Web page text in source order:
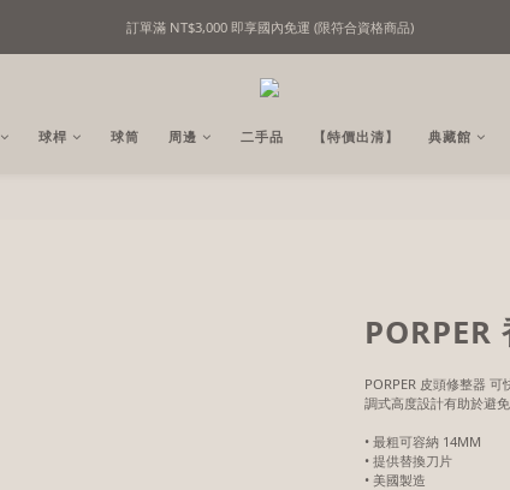
精選撞球用品｜用心挑選，只為懂行的你！
訂單滿 NT$3,000 即享國內免運 (限符合資格商品)
精選撞球用品｜用心挑選，只為懂行的你！
球桿 球筒 周邊 二手品 【特價出清】 典藏館
PORPER
PORPER 皮頭修整器
調式高度設計有助於避
• 最粗可容納 14MM
• 提供替換刀片
• 美國製造